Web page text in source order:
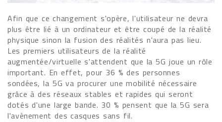
Afin que ce changement s'opère, l'utilisateur ne devra
plus être lié à un ordinateur et être coupé de la réalité
physique sinon la fusion des réalités n'aura pas lieu.
Les premiers utilisateurs de la réalité
augmentée/virtuelle s'attendent que la 5G joue un rôle
important. En effet, pour 36 % des personnes
sondées, la 5G va procurer une mobilité nécessaire
grâce à des réseaux stables et rapides qui seront
dotés d'une large bande. 30 % pensent que la 5G sera
l'avènement des casques sans fil.